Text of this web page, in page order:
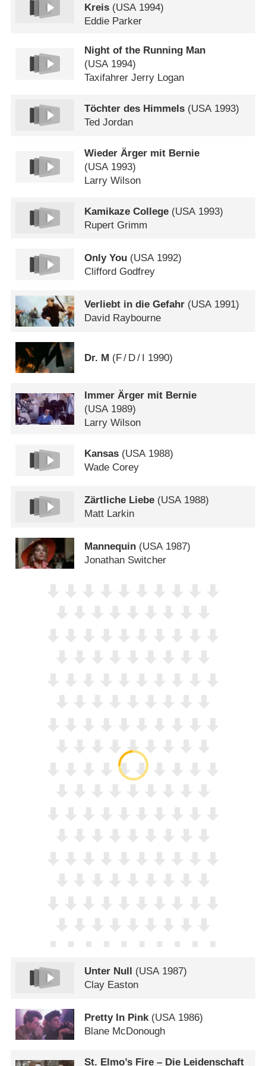
Kreis (USA1994)
Eddie Parker
Night of the Running Man
(USA1994)
Taxifahrer Jerry Logan
Töchter des Himmels (USA1993)
Ted Jordan
Wieder Ärger mit Bernie
(USA 1993)
Larry Wilson
Kamikaze College (USA 1993)
Rupert Grimm
Only You (USA 1992)
Clifford Godfrey
Verliebt in die Gefahr (USA1991)
David Raybourne
Dr. M (F/ D/ I 1990)
Immer Ärger mit Bernie
(USA1989)
Larry Wilson
Kansas (USA 1988)
Wade Corey
Zärtliche Liebe (USA1988)
Matt Larkin
Mannequin (USA1987)
Jonathan Switcher
Unter Null (USA1987)
Clay Easton
Pretty In Pink(USA1986)
Blane McDonough
St. Elmo’s Fire – Die Leidenschaft